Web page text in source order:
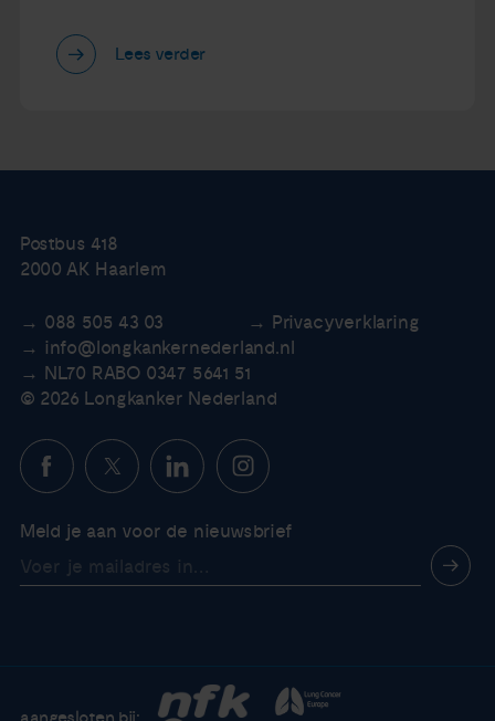
Lees verder
Postbus 418
2000 AK Haarlem
088 505 43 03
Privacyverklaring
info@longkankernederland.nl
NL70 RABO 0347 5641 51
© 2026 Longkanker Nederland
Meld je aan voor de nieuwsbrief